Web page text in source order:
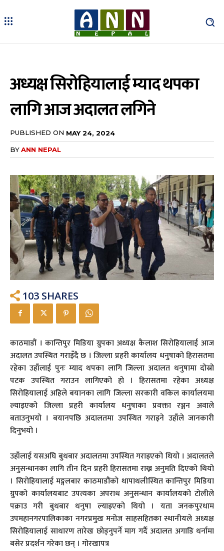
अध्यक्ष सिरोहियालाई म्याद थपका
लागि आज अदालत लगिने
PUBLISHED ON MAY 24, 2024
BYANN NEPAL
103 SHARES
काठमाडौं । कान्तिपुर मिडिया ग्रुपका अध्यक्ष कैलाश सिरोहियालाई आज
अदालत उपस्थित गराइँदै छ । जिल्ला प्रहरी कार्यालय धनुषाको हिरासतमा
रहेका उहाँलाई पुनः म्याद थपका लागि जिल्ला अदालत धनुषामा दोस्रो
पटक उपस्थित गराउन लागिएको हो । हिरासतमा रहेका अध्यक्ष
सिरोहियालाई अहिले बयानका लागि जिल्ला सरकारी वकिल कार्यालयमा
ल्याइएको जिल्ला प्रहरी कार्यालय धनुषाका प्रवक्ता रञ्जन अवाले
बताउनुभयो । बयानपछि अदालतमा उपस्थित गराइने उहाँले जानकारी
दिनुभयो ।
उहाँलाई यसअघि बुधबार अदालतमा उपस्थित गराइएको थियो । अदालतले
अनुसन्धानका लागि तीन दिन प्रहरी हिरासतमा राख्न अनुमति दिएको थियो
। सिरोहियालाई मङ्गलबार काठमाडौंको थापाथलीस्थित कान्तिपुर मिडिया
ग्रुपको कार्यालयबाट उपत्यका अपराध अनुसन्धान कार्यालयको टोलीले
पक्राउ गरी बुधबार धनुषा ल्याइएको थियो । यता जनकपुरधाम
उपमहानगरपालिकाका नगरप्रमुख मनोज साहसहितका स्थानीयले अध्यक्ष
सिरोहियालाई साधारण तारेख छोड्नुपर्ने माग गर्दै अदालत अगाडि धर्नामा
बसेर प्रदर्शन गरेका छन् । गोरखापत्र